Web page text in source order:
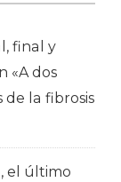
final y
«A dos
de la fibrosis
el último